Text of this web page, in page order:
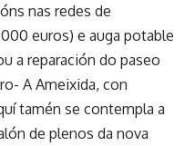
nas redes de
euros) e auga potable
a reparación do paseo
A Ameixida, con
tamén se contempla a
de plenos da nova